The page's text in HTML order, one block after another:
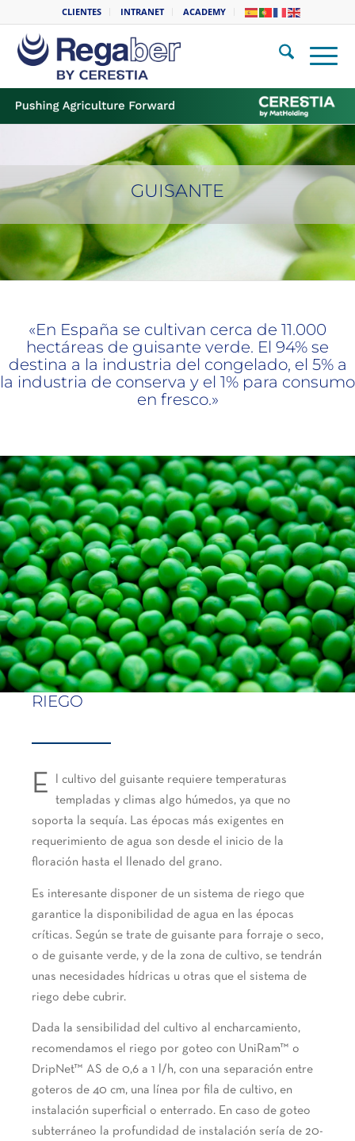
CLIENTES INTRANET ACADEMY
GUISANTE
«En España se cultivan cerca de 11.000
hectáreas de guisante verde. El 94% se
destina a la industria del congelado, el 5% a
la industria de conserva y el 1% para consumo
en fresco.»
RIEGO
E
l cultivo del guisante requiere temperaturas
templadas y climas algo húmedos, ya que no
soporta la sequía. Las épocas más exigentes en
requerimiento de agua son desde el inicio de la
floración hasta el llenado del grano.
Es interesante disponer de un sistema de riego que
garantice la disponibilidad de agua en las épocas
críticas. Según se trate de guisante para forraje o seco,
o de guisante verde, y de la zona de cultivo, se tendrán
unas necesidades hídricas u otras que el sistema de
riego debe cubrir.
Dada la sensibilidad del cultivo al encharcamiento,
recomendamos el riego por goteo con UniRam™ o
DripNet™ AS de 0,6 a 1 l/h, con una separación entre
goteros de 40 cm, una línea por fila de cultivo, en
instalación superficial o enterrado. En caso de goteo
subterráneo la profundidad de instalación sería de 20-